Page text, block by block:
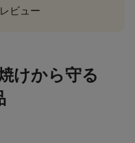
レビュー
けから守る